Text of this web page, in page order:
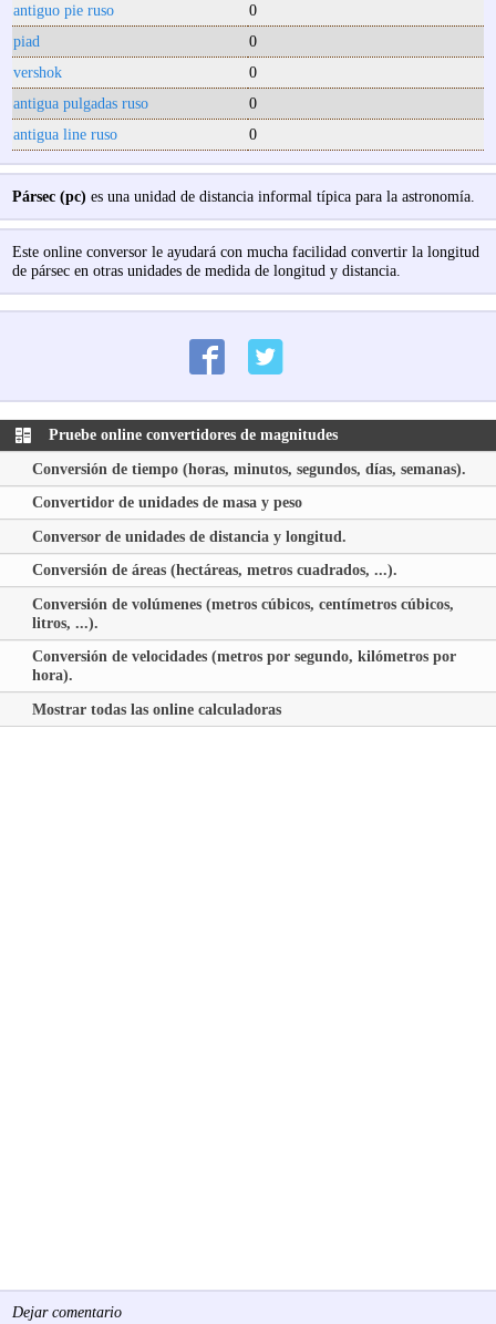
antiguo pie ruso
0
piad
0
vershok
0
antigua pulgadas ruso
0
antigua line ruso
0
Pársec (pc) es una unidad de distancia informal típica para la astronomía.
Este online conversor le ayudará con mucha facilidad convertir la longitud
de pársec en otras unidades de medida de longitud y distancia.
Pruebe online convertidores de magnitudes
Conversión de tiempo (horas, minutos, segundos, días, semanas).
Convertidor de unidades de masa y peso
Conversor de unidades de distancia y longitud.
Conversión de áreas (hectáreas, metros cuadrados, ...).
Conversión de volúmenes (metros cúbicos, centímetros cúbicos,
litros, ...).
Conversión de velocidades (metros por segundo, kilómetros por
hora).
Mostrar todas las online calculadoras
Dejar comentario